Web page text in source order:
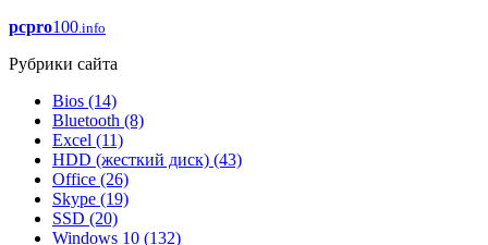
pcpro100 .info
Рубрики сайта
Bios (14)
Bluetooth (8)
Excel (11)
HDD (жесткий диск) (43)
Office (26)
Skype (19)
SSD (20)
Windows 10 (132)